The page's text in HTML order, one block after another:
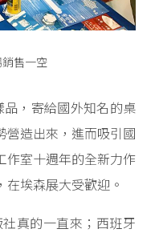
售一空
，寄給國外知名的桌
營造出來，進而吸引國
作室十週年的全新力作
埃森展大受歡迎。
真的一直來；西班牙